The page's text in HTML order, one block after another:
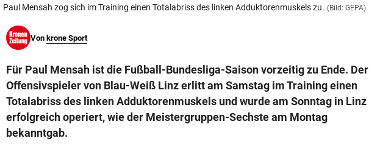
Paul Mensah zog sich im Training einen Totalabriss des linken Adduktorenmuskels zu. (Bild: GEPA)
Von krone Sport
Für Paul Mensah ist die Fußball-Bundesliga-Saison vorzeitig zu Ende. Der
Offensivspieler von Blau-Weiß Linz erlitt am Samstag im Training einen
Totalabriss des linken Adduktorenmuskels und wurde am Sonntag in Linz
erfolgreich operiert, wie der Meistergruppen-Sechste am Montag
bekanntgab.